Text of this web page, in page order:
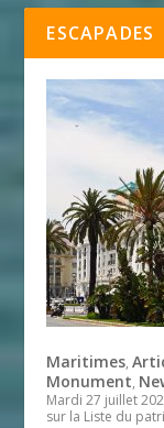
ESCAPADES
Maritimes,
Monument,
Mardi 27 juillet
sur la Liste du